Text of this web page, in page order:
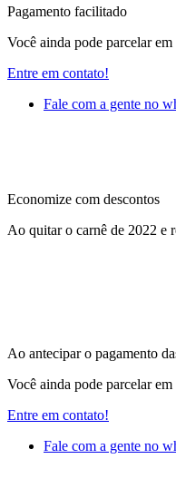
Pagamento facilitado
Você ainda pode parcelar
Entre em contato!
Fale com a gente no
Economize com descontos
Ao quitar o carnê de 2022 e
Ao antecipar o pagamento
Você ainda pode parcelar
Entre em contato!
Fale com a gente no